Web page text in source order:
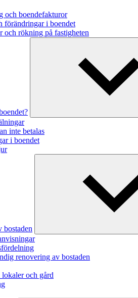
och boendefakturor
förändringar i boendet
och rökning på fastigheten
inte betalas
i boendet
bostaden
renovering av bostaden
lokaler och gård